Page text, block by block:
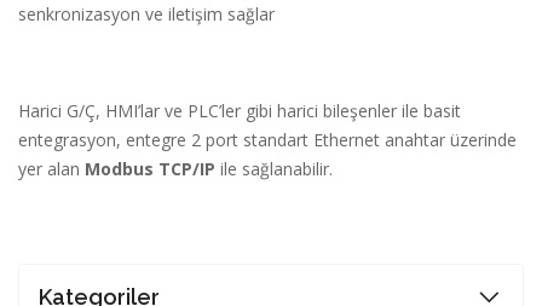
senkronizasyon ve iletişim sağlar
Harici G/Ç, HMI’lar ve PLC’ler gibi harici bileşenler ile basit
entegrasyon, entegre 2 port standart Ethernet anahtar üzerinde
yer alan Modbus TCP/IP ile sağlanabilir.
Kategoriler